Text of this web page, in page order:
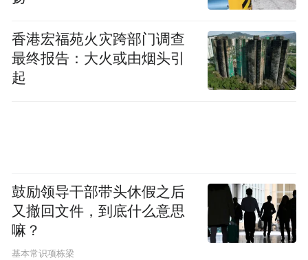
香港宏福苑火灾跨部门调查
最终报告：大火或由烟头引
起
鼓励领导干部带头休假之后
又撤回文件，到底什么意思
嘛？
基本常识项栋梁